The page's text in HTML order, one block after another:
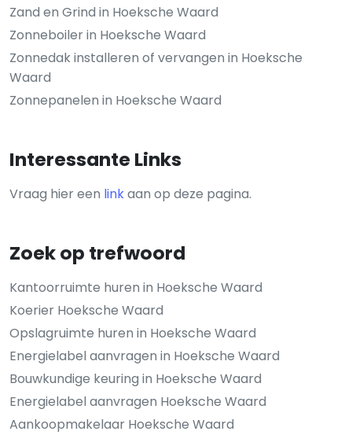
Zand en Grind in Hoeksche Waard
Zonneboiler in Hoeksche Waard
Zonnedak installeren of vervangen in Hoeksche
Waard
Zonnepanelen in Hoeksche Waard
Interessante Links
Vraag hier een linkaan op deze pagina.
Zoek op trefwoord
Kantoorruimte huren in Hoeksche Waard
Koerier Hoeksche Waard
Opslagruimte huren in Hoeksche Waard
Energielabel aanvragen in Hoeksche Waard
Bouwkundige keuring in Hoeksche Waard
Energielabel aanvragen Hoeksche Waard
Aankoopmakelaar Hoeksche Waard